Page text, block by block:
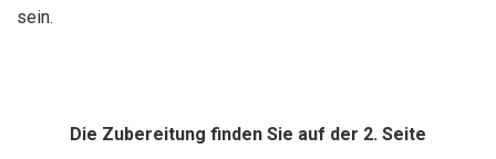
sein.
Die Zubereitung finden Sie auf der 2. Seite